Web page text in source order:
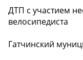
ДТП с участием
велосипедиста
Гатчинский